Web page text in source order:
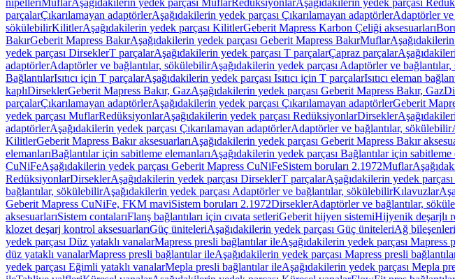
nipelleriMuflarAşağıdakilerin yedek parçası MuflarRedüksiyonlarAşağıdakilerin yedek parçası
parçalarÇıkarılamayan adaptörlerAşağıdakilerin yedek parçası Çıkarılamayan adaptörlerAdaptörler
sökülebilirKilitlerAşağıdakilerin yedek parçası KilitlerGeberit Mapress Karbon Çeliği aksesuarları
BakırGeberit Mapress BakırAşağıdakilerin yedek parçası Geberit Mapress BakırMuflar
yedek parçası DirseklerT parçalarAşağıdakilerin yedek parçası T parçalarÇapraz parçalar
adaptörlerAdaptörler ve bağlantılar, sökülebilirAşağıdakilerin yedek parçası Adaptörler ve
BağlantılarIsıtıcı için T parçalarAşağıdakilerin yedek parçası Isıtıcı için T parçalarIsıtıcı eleman
kaplıDirseklerGeberit Mapress Bakır, GazAşağıdakilerin yedek parçası Geberit Mapress Bakır, Gaz
parçalarÇıkarılamayan adaptörlerAşağıdakilerin yedek parçası Çıkarılamayan adaptörlerGeberit
yedek parçası MuflarRedüksiyonlarAşağıdakilerin yedek parçası RedüksiyonlarDirsekler
adaptörlerAşağıdakilerin yedek parçası Çıkarılamayan adaptörlerAdaptörler ve bağlantılar, sökülebilir
KilitlerGeberit Mapress Bakır aksesuarlarıAşağıdakilerin yedek parçası Geberit Mapress Bakır
elemanlarıBağlantılar için sabitleme elemanlarıAşağıdakilerin yedek parçası Bağlantılar için sabitleme
CuNiFeAşağıdakilerin yedek parçası Geberit Mapress CuNiFeSistem boruları 2.1972Muflar
RedüksiyonlarDirseklerAşağıdakilerin yedek parçası DirseklerT parçalarAşağıdakilerin yedek
bağlantılar, sökülebilirAşağıdakilerin yedek parçası Adaptörler ve bağlantılar, sökülebilirKılavuzlar
Geberit Mapress CuNiFe, FKM maviSistem boruları 2.1972DirseklerAdaptörler ve bağlantılar,
aksesuarlarıSistem contalarıFlanş bağlantıları için cıvata setleriGeberit hijyen sistemiHijyenik deşarjlı
klozet deşarj kontrol aksesuarlarıGüç üniteleriAşağıdakilerin yedek parçası Güç üniteleriAğ bileşenleri
yedek parçası Düz yataklı vanalarMapress presli bağlantılar ileAşağıdakilerin yedek parçası Mapress
düz yataklı vanalarMapress presli bağlantılar ileAşağıdakilerin yedek parçası Mapress presli
yedek parçası Eğimli yataklı vanalarMepla presli bağlantılar ileAşağıdakilerin yedek parçası Mepla